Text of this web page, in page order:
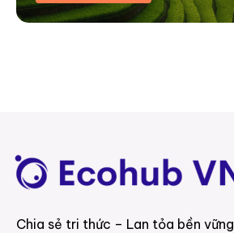
Chia sẻ tri thức – Lan tỏa bền vững